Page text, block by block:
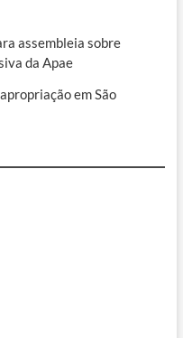
assembleia sobre
da Apae
em São